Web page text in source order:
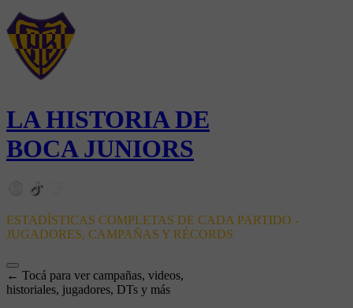
LA HISTORIA DE
BOCA JUNIORS
ESTADÍSTICAS COMPLETAS DE CADA PARTIDO -
JUGADORES, CAMPAÑAS Y RÉCORDS
← Tocá para ver campañas, videos,
historiales, jugadores, DTs y más